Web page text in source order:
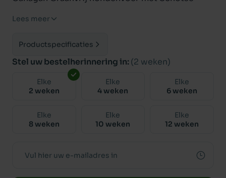
geselecteerde vis. Onze vers bereide Schotse
volgens voeding die gelijk is aan de menselijke
standaard en bovendien wordt dit heerlijke eten
Met verminderde koolhydraten niveaus, en tal
van heilzame plantaardige extracten biedt
van eiwitten.
Lees meer
Productspecificaties
Stel uw bestelherinnering in: (2 weken)
Elke
2 weken
Elke
4 weken
Elke
6 weken
Elke
8 weken
Elke
10 weken
Elke
12 weken